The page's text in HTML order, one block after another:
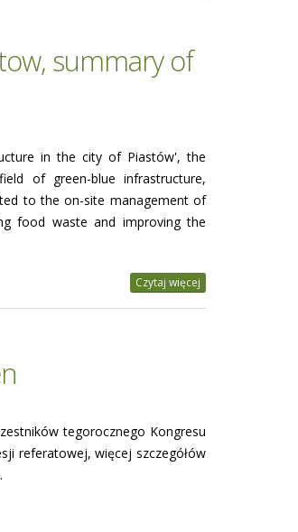
summary of
in the city of Piastów', the
of green-blue infrastructure,
to the on-site management of
food waste and improving the
Czytaj więcej
tegorocznego Kongresu
referatowej, więcej szczegółów